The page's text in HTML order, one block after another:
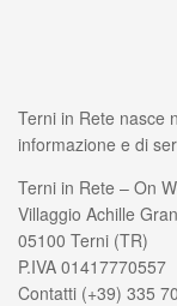
Terni in Rete nasce
informazione e di
Terni in Rete – On
Villaggio Achille
05100 Terni (TR)
P.IVA 01417770557
Contatti (+39) 335